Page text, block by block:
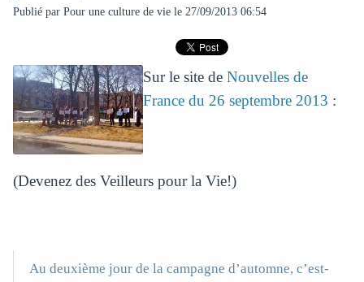
Publié par Pour une culture de viele 27/09/2013 06:54
Sur le site de Nouvelles de
France du 26 septembre 2013 :
(Devenez des Veilleurs pour la Vie!)
Au deuxième jour de la campagne d’automne, c’est-